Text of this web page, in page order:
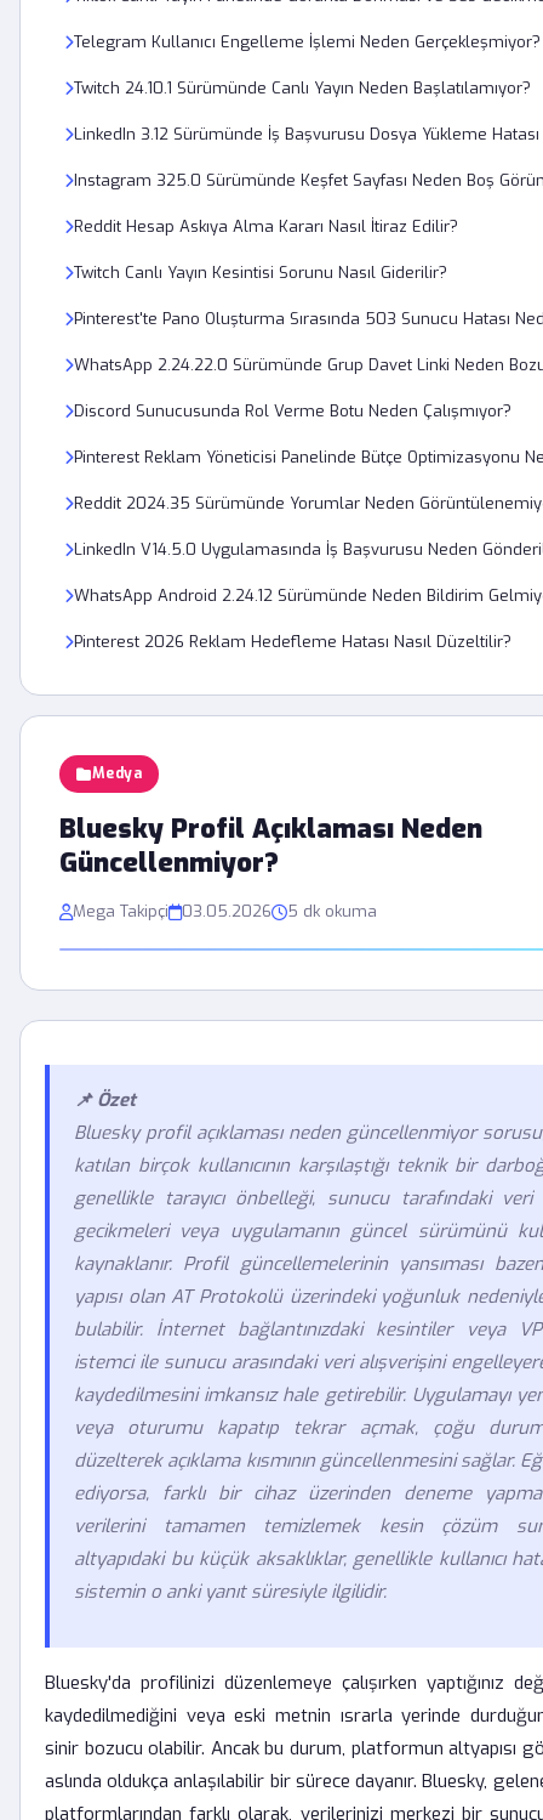
Medya
Bluesky Profil Açıklaması Neden
Güncellenmiyor?
Mega Takipçi 03.05.2026 5 dk okuma
📌 Özet
Bluesky profil açıklaması neden güncellenmiyor
katılan birçok kullanıcının karşılaştığı teknik bir
genellikle tarayıcı önbelleği, sunucu tarafındaki veri
gecikmeleri veya uygulamanın güncel sürümünü
kaynaklanır. Profil güncellemelerinin yansıması
yapısı olan AT Protokolü üzerindeki yoğunluk
bulabilir. İnternet bağlantınızdaki kesintiler veya
istemci ile sunucu arasındaki veri alışverişini
kaydedilmesini imkansız hale getirebilir. Uygulamayı
veya oturumu kapatıp tekrar açmak, çoğu
düzelterek açıklama kısmının güncellenmesini sağlar.
ediyorsa, farklı bir cihaz üzerinden deneme
verilerini tamamen temizlemek kesin çözüm
altyapıdaki bu küçük aksaklıklar, genellikle kullanıcı
sistemin o anki yanıt süresiyle ilgilidir.
Bluesky'da profilinizi düzenlemeye çalışırken yaptığınız
kaydedilmediğini veya eski metnin ısrarla yerinde
sinir bozucu olabilir. Ancak bu durum, platformun altyapısı
aslında oldukça anlaşılabilir bir sürece dayanır. Bluesky,
platformlarından farklı olarak, verilerinizi merkezi bir
Telegram Kullanıcı Engelleme İşlemi Neden Gerçekleşmiyor?
Twitch 24.10.1 Sürümünde Canlı Yayın Neden Başlatılamıyor?
LinkedIn 3.12 Sürümünde İş Başvurusu Dosya Yükleme Hatası
Instagram 325.0 Sürümünde Keşfet Sayfası Neden Boş
Reddit Hesap Askıya Alma Kararı Nasıl İtiraz Edilir?
Twitch Canlı Yayın Kesintisi Sorunu Nasıl Giderilir?
Pinterest'te Pano Oluşturma Sırasında 503 Sunucu Hatası
WhatsApp 2.24.22.0 Sürümünde Grup Davet Linki Neden
Discord Sunucusunda Rol Verme Botu Neden Çalışmıyor?
Pinterest Reklam Yöneticisi Panelinde Bütçe Optimizasyonu
Reddit 2024.35 Sürümünde Yorumlar Neden
LinkedIn V14.5.0 Uygulamasında İş Başvurusu Neden
WhatsApp Android 2.24.12 Sürümünde Neden Bildirim
Pinterest 2026 Reklam Hedefleme Hatası Nasıl Düzeltilir?